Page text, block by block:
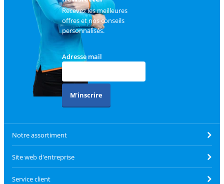
Recevez les meilleures
offres et nos conseils
personnalisés.
Adresse mail
M'inscrire
Notre assortiment
Site web d'entreprise
Service client